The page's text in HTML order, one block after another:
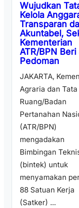
Wujudkan
Kelola
Transparan
Akuntabel,
Kementerian
ATR/BPN Beri
Pedoman
JAKARTA,
Agraria dan Tata
Ruang/Badan
Pertanahan
(ATR/BPN)
mengadakan
Bimbingan
(bintek) untuk
menyamakan
88 Satuan Kerja
(Satker) ...